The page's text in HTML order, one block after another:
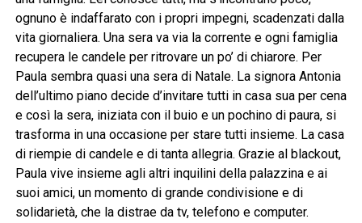
ognuno è indaffarato con i propri impegni, scadenzati dalla
vita giornaliera. Una sera va via la corrente e ogni famiglia
recupera le candele per ritrovare un po’ di chiarore. Per
Paula sembra quasi una sera di Natale. La signora Antonia
dell’ultimo piano decide d’invitare tutti in casa sua per cena
e così la sera, iniziata con il buio e un pochino di paura, si
trasforma in una occasione per stare tutti insieme. La casa
di riempie di candele e di tanta allegria. Grazie al blackout,
Paula vive insieme agli altri inquilini della palazzina e ai
suoi amici, un momento di grande condivisione e di
solidarietà, che la distrae da tv, telefono e computer.